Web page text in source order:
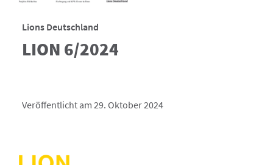
Lions Deutschland
LION 6/2024
Veröffentlicht am 29. Oktober 2024